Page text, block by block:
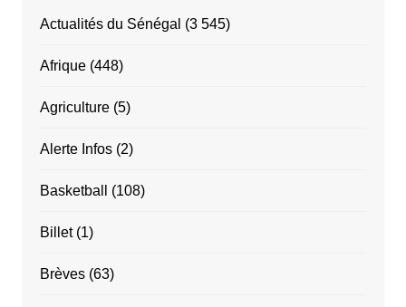
Actualités du Sénégal (3 545)
Afrique(448)
Agriculture(5)
Alerte Infos(2)
Basketball (108)
Billet(1)
Brèves(63)